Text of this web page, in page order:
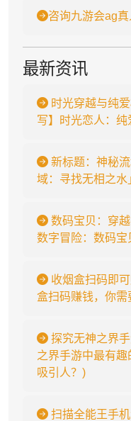
咨询九游会ag真
最新资讯
时光穿越与纯
写】时光恋人：纯
新标题：神秘
域：寻找无相之
数码宝贝：穿
数字冒险：数码宝
收烟盒扫码即
盒扫码赚钱，你
探究无神之界
之界手游中最有
吸引人？)
扫描全能王手